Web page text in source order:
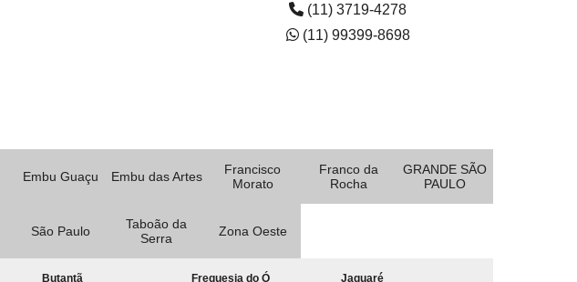
(11) 3719-4278
(11) 99399-8698
Embu Guaçu Embu das Artes
Francisco
Morato
Franco da
Rocha
GRANDE SÃO
PAULO
São Paulo
Taboão da
Serra
Zona Oeste
Butantã Freguesia do Ó Jaguaré